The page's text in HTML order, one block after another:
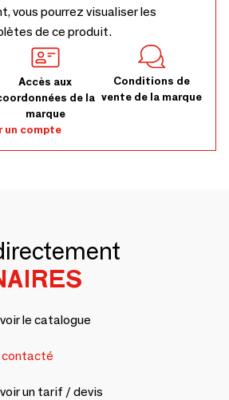
vous pourrez visualiser les
de ce produit.
Accès aux
de la
marque
Conditions de
vente de la marque
un compte
le catalogue
contacté
un tarif / devis